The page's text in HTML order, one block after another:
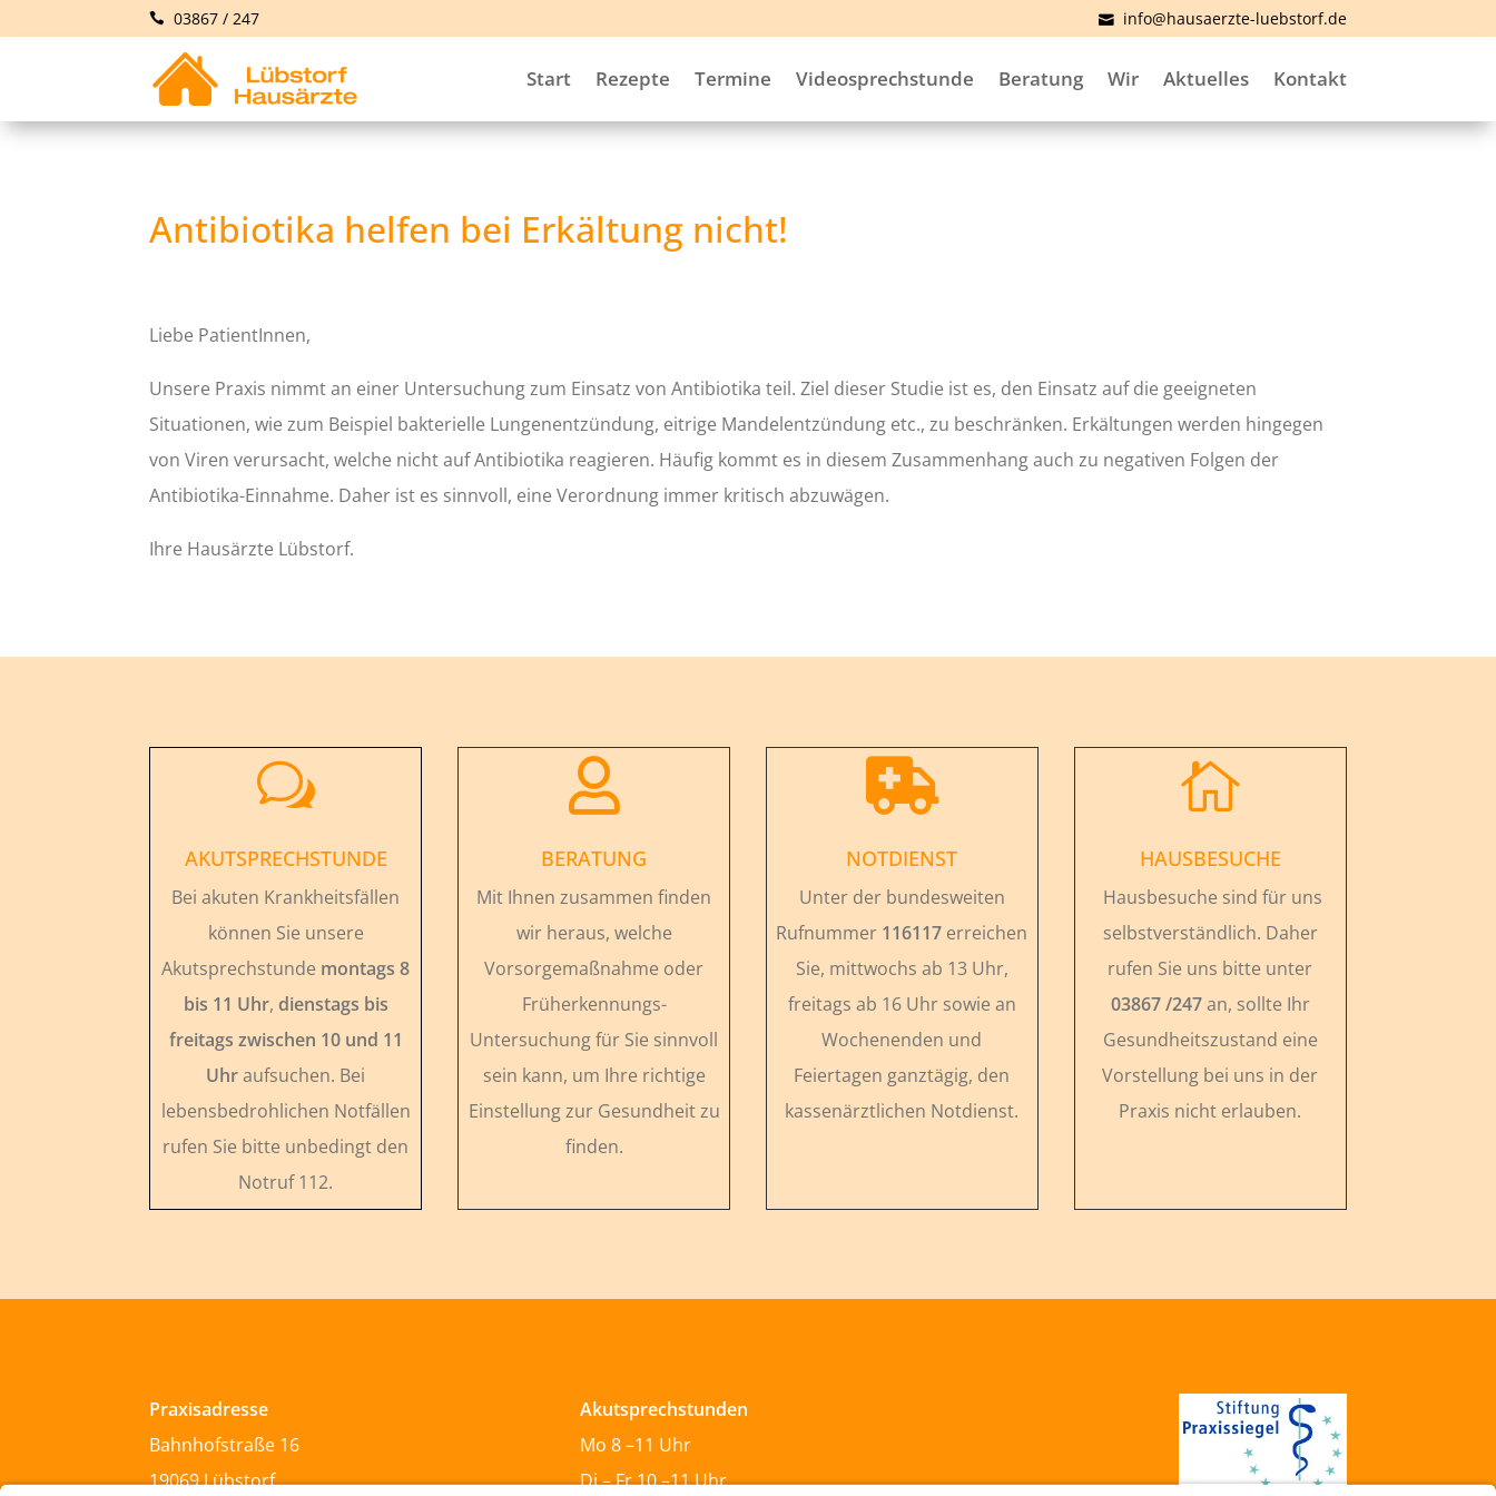
03867 / 247 info@hausaerzte-luebstorf.de
Start Rezepte Termine Videosprechstunde Beratung Wir Aktuelles Kontakt
Antibiotika helfen bei Erkältung nicht!
Liebe PatientInnen,
Unsere Praxis nimmt an einer Untersuchung zum Einsatz von Antibiotika teil. Ziel dieser Studie ist es, den Einsatz auf die geeigneten
Situationen, wie zum Beispiel bakterielle Lungenentzündung, eitrige Mandelentzündung etc., zu beschränken. Erkältungen werden hingegen
von Viren verursacht, welche nicht auf Antibiotika reagieren. Häufig kommt es in diesem Zusammenhang auch zu negativen Folgen der
Antibiotika-Einnahme. Daher ist es sinnvoll, eine Verordnung immer kritisch abzuwägen.
Ihre Hausärzte Lübstorf.
w
AKUTSPRECHSTUNDE
Bei akuten Krankheitsfällen
können Sie unsere
Akutsprechstunde montags 8
bis 11 Uhr, dienstags bis
freitags zwischen 10 und 11
Uhraufsuchen. Bei
lebensbedrohlichen Notfällen
rufen Sie bitte unbedingt den
Notruf 112.

BERATUNG
Mit Ihnen zusammen finden
wir heraus, welche
Vorsorgemaßnahme oder
Früherkennungs-
Untersuchung für Sie sinnvoll
sein kann, um Ihre richtige
Einstellung zur Gesundheit zu
finden.

NOTDIENST
Unter der bundesweiten
Rufnummer 116117 erreichen
Sie, mittwochs ab 13 Uhr,
freitags ab 16 Uhr sowie an
Wochenenden und
Feiertagen ganztägig, den
kassenärztlichen Notdienst.

HAUSBESUCHE
Hausbesuche sind für uns
selbstverständlich. Daher
rufen Sie uns bitte unter
03867 /247an, sollte Ihr
Gesundheitszustand eine
Vorstellung bei uns in der
Praxis nicht erlauben.
Praxisadresse
Bahnhofstraße 16
19069 Lübstorf
Akutsprechstunden
Mo 8 –11 Uhr
Di – Fr 10 –11 Uhr